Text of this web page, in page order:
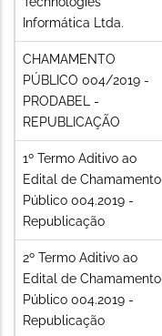
Informática Ltda.
CHAMAMENTO
PÚBLICO 004/2019 -
PRODABEL -
REPUBLICAÇÃO
1º Termo Aditivo ao
Edital de Chamamento
Público 004.2019 -
Republicação
2º Termo Aditivo ao
Edital de Chamamento
Público 004.2019 -
Republicação